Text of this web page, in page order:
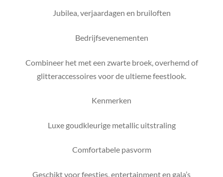
Jubilea, verjaardagen en bruiloften
Bedrijfsevenementen
Combineer het met een zwarte broek, overhemd of
glitteraccessoires voor de ultieme feestlook.
Kenmerken
Luxe goudkleurige metallic uitstraling
Comfortabele pasvorm
Geschikt voor feestjes, entertainment en gala’s